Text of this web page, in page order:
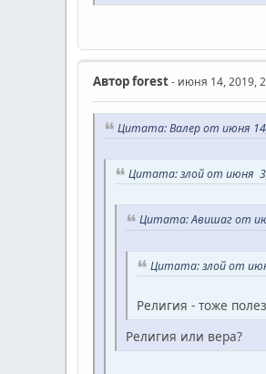
Авторforest- июня 14, 2019,
Цитата: Валер от июня
Цитата: злой от июня
Цитата: Авишаг от
Цитата: злой от
Религия - тоже
Религия или вера?